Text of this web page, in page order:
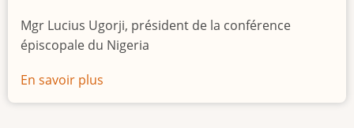
Mgr Lucius Ugorji, président de la conférence
épiscopale du Nigeria
En savoir plus
Le